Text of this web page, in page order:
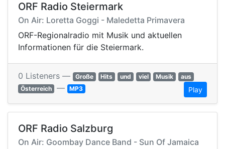
ORF Radio Steiermark
On Air: Loretta Goggi - Maledetta Primavera
ORF-Regionalradio mit Musik und aktuellen
Informationen für die Steiermark.
0 Listeners — Große Hits und viel Musik
aus
Österreich — MP3 Play
ORF Radio Salzburg
On Air: Goombay Dance Band - Sun Of Jamaica